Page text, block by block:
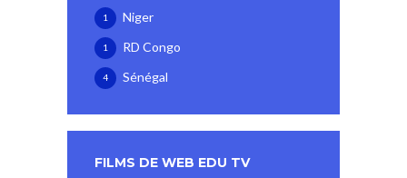
Niger
1
RD Congo
1
Sénégal
4
FILMS DE WEB EDU TV